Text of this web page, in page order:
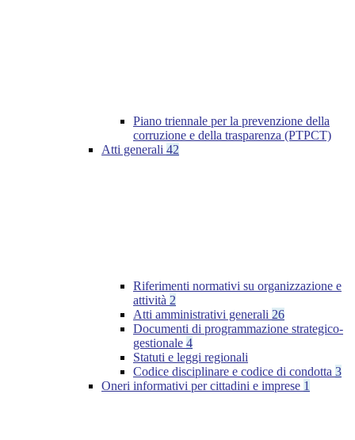
Piano triennale per la prevenzione della
corruzione e della trasparenza (PTPCT)
Atti generali 42
Riferimenti normativi su organizzazione e
attività 2
Atti amministrativi generali 26
Documenti di programmazione strategico-
gestionale 4
Statuti e leggi regionali
Codice disciplinare e codice di condotta 3
Oneri informativi per cittadini e imprese 1